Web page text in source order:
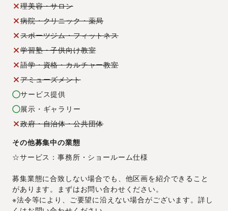
理美容・サロン
病院・クリニック・薬局
スポーツジム・フィットネス
学習塾・子供向け教室
語学・資格・カルチャー教室
アミューズメント
サービス提供
展示・ギャラリー
政府・自治体・公共団体
その他募集中の業態
☆サービス：事務所・ショールーム仕様
募集業態に合致しない場合でも、他区画を紹介できること
があります。まずはお問い合わせください。
※法令等により、ご要望に沿えない場合がございます。詳し